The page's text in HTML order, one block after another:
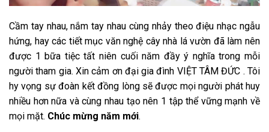
Cầm tay nhau, nắm tay nhau cùng nhảy theo điệu nhạc ngẫu
hứng, hay các tiết mục văn nghệ cây nhà lá vườn đã làm nên
được 1 bữa tiệc tất niên cuối năm đầy ý nghĩa trong mỗi
người tham gia. Xin cảm ơn đại gia đình VIỆT TÂM ĐỨC . Tôi
hy vọng sự đoàn kết đồng lòng sẽ được mọi người phát huy
nhiều hơn nữa và cùng nhau tạo nên 1 tập thể vững mạnh về
mọi mặt. Chúc mừng năm mới.